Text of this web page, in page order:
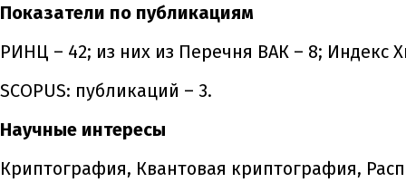
Показатели по публикациям
РИНЦ – 42; из них из Перечня ВАК – 8; Индекс
SCOPUS: публикаций – 3.
Научные интересы
Криптография, Квантовая криптография,